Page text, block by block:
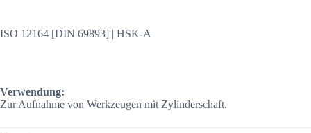
ISO 12164 [DIN 69893] | HSK-A
Verwendung:
Zur Aufnahme von Werkzeugen mit Zylinderschaft.